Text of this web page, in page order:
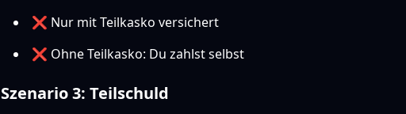
❌ Nur mit Teilkasko versichert
❌ Ohne Teilkasko: Du zahlst selbst
Szenario 3: Teilschuld